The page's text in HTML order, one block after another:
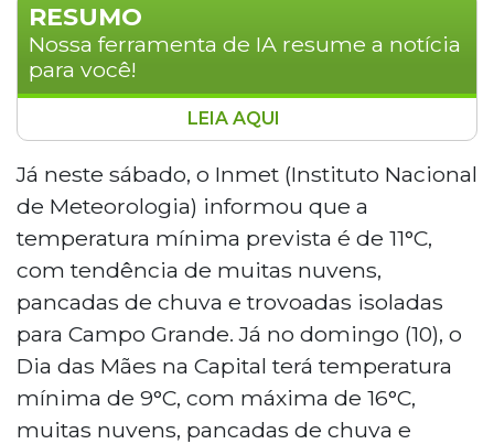
RESUMO
Nossa ferramenta de IA resume a notícia
para você!
Campo Grande registrou chuvas, raios e
trovoadas na tarde desta sexta-feira (8),
com queda de temperatura de 28°C para
21°C. Para o sábado, o Inmet prevê
mínima de 11°C, chuvas e trovoadas. No
domingo, Dia das Mães, a mínima será de
9°C e máxima de 16°C. O Inmet emitiu
alerta para cidades do MS, incluindo
Dourados e Bonito. A Defesa Civil pede
atenção a ventos, alagamentos e
descargas elétricas.
LEIA AQUI
Já neste sábado, o Inmet (Instituto Nacional
de Meteorologia) informou que a
temperatura mínima prevista é de 11°C,
com tendência de muitas nuvens,
pancadas de chuva e trovoadas isoladas
para Campo Grande. Já no domingo (10), o
Dia das Mães na Capital terá temperatura
mínima de 9°C, com máxima de 16°C,
muitas nuvens, pancadas de chuva e